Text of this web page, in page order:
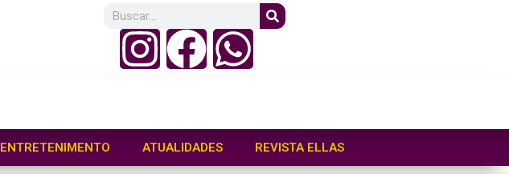
ENTRETENIMENTO ATUALIDADES REVISTA ELLAS